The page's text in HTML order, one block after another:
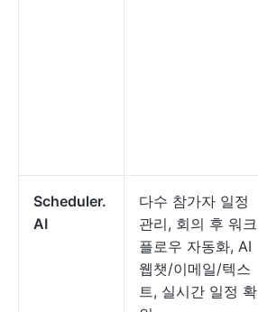
Scheduler.
AI
다수 참가자 일정
관리, 회의 후 워크
플로우 자동화, AI
웹챗/이메일/텍스
트, 실시간 일정 확